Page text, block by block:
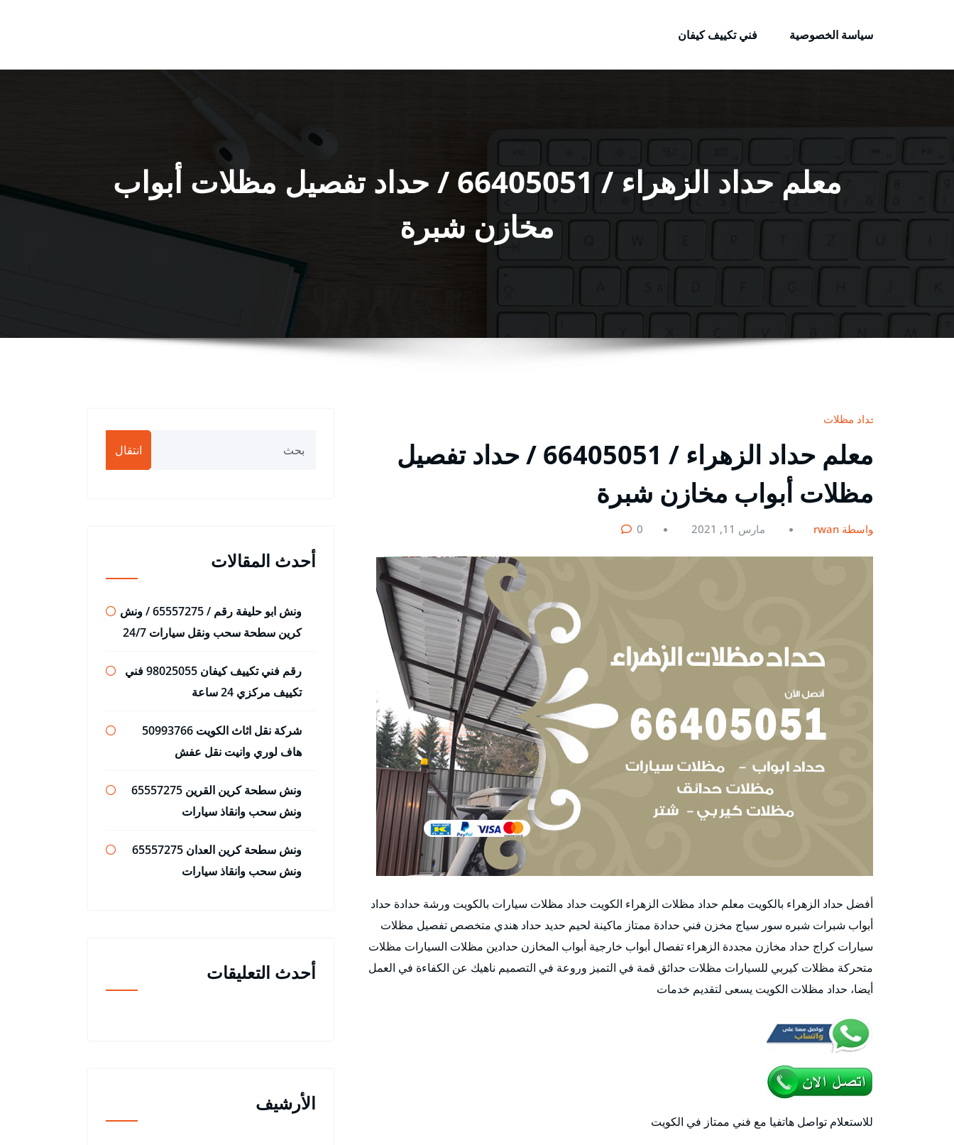
سياسة الخصوصية
فني تكييف كيفان
معلم حداد الزهراء / 66405051 / حداد تفصيل مظلات أبواب
مخازن شبرة
حداد مظلات
معلم حداد الزهراء / 66405051 / حداد تفصيل
مظلات أبواب مخازن شبرة
بواسطة rwan مارس 11, 2021 0
أفضل حداد الزهراء بالكويت معلم حداد مظلات الزهراء الكويت حداد مظلات سيارات بالكويت ورشة حدادة حداد
أبواب شبرات شبره سور سياج مخزن فني حدادة ممتاز ماكينة لحيم حديد حداد هندي متخصص تفصيل مظلات
سيارات كراج حداد مخازن مجددة الزهراء تفصال أبواب خارجية أبواب المخازن حدادين مظلات السيارات مظلات
متحركة مظلات كيربي للسيارات مظلات حدائق قمة في التميز وروعة في التصميم ناهيك عن الكفاءة في العمل
أيضا، حداد مظلات الكويت يسعى لتقديم خدمات
للاستعلام تواصل هاتفيا مع فني ممتاز في الكويت
انتقال
أحدث المقالات
ونش ابو حليفة رقم / 65557275 / ونش
كرين سطحة سحب ونقل سيارات 24/7
رقم فني تكييف كيفان 98025055 فني
تكييف مركزي 24 ساعة
شركة نقل اثاث الكويت 50993766
هاف لوري وانيت نقل عفش
ونش سطحة كرين القرين 65557275
ونش سحب وانقاذ سيارات
ونش سطحة كرين العدان 65557275
ونش سحب وانقاذ سيارات
أحدث التعليقات
الأرشيف